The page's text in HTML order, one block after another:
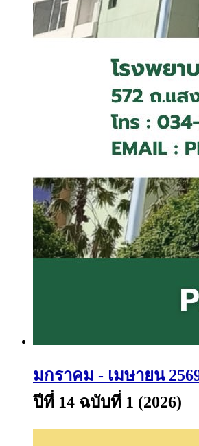
มกราคม - เมษายน
ปีที่ 14 ฉบับที่ 1 (2026)